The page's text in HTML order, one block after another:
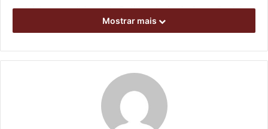
territórios atendidos pela Política de Assistência Social,
envolvendo a equipe de referência do CREAS 3 com os
orientar, informar e esclarecer dúvidas de adolescentes
do Colégio Estadual Carlos de Almeida, na região leste.
Na sexta-feira (17), uma reunião no CREAS 3, às 8h30, irá
Mostrar mais